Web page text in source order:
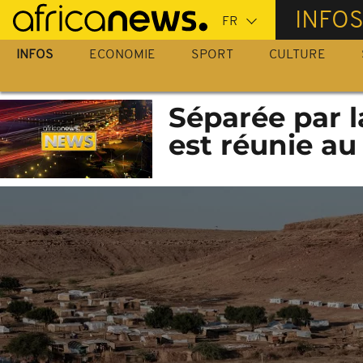
Passer
au
contenu
INFOS
INFOS ECONOMIE SPORT CULTURE
Séparée par
est réunie